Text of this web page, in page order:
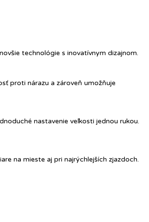
technológie s inovatívnym dizajnom.
proti nárazu a zároveň umožňuje
nastavenie veľkosti jednou rukou.
na mieste aj pri najrýchlejších zjazdoch.